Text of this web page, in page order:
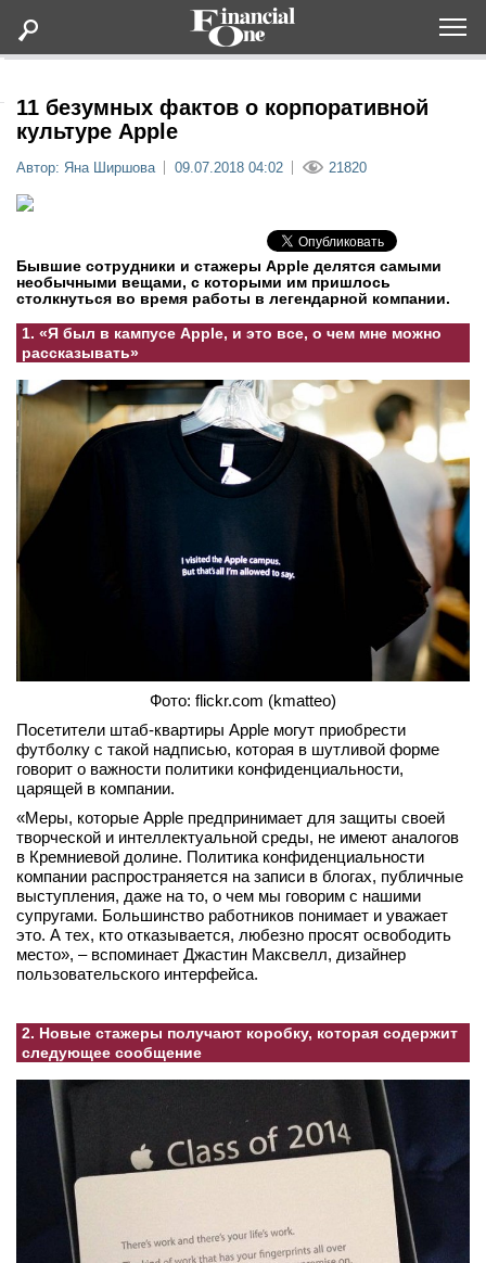
Статьи
Lifestyle
Мероприятия
Новости
Интервью
Стать автором
11 безумных фактов о корпоративной
культуре Apple
Автор: Яна Ширшова 09.07.2018 04:02 21820
Бывшие сотрудники и стажеры Apple делятся самыми
необычными вещами, с которыми им пришлось
столкнуться во время работы в легендарной компании.
1. «Я был в кампусе Apple, и это все, о чем мне можно
рассказывать»
Фото: flickr.com (kmatteo)
Посетители штаб-квартиры Apple могут приобрести
футболку с такой надписью, которая в шутливой форме
говорит о важности политики конфиденциальности,
царящей в компании.
«Меры, которые Apple предпринимает для защиты своей
творческой и интеллектуальной среды, не имеют аналогов
в Кремниевой долине. Политика конфиденциальности
компании распространяется на записи в блогах, публичные
выступления, даже на то, о чем мы говорим с нашими
супругами. Большинство работников понимает и уважает
это. А тех, кто отказывается, любезно просят освободить
место», – вспоминает Джастин Максвелл, дизайнер
пользовательского интерфейса.
2. Новые стажеры получают коробку, которая содержит
следующее сообщение